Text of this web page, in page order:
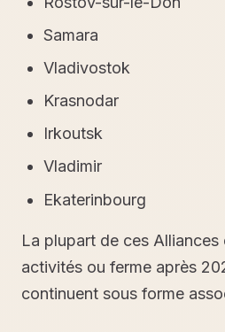
Samara
Vladivostok
Krasnodar
Irkoutsk
Vladimir
Ekaterinbourg
La plupart de ces Alliances
activités ou ferme après
continuent sous forme